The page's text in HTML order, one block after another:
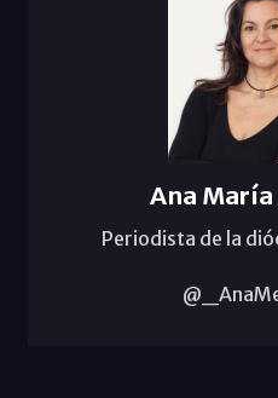
Ana
Periodista de la